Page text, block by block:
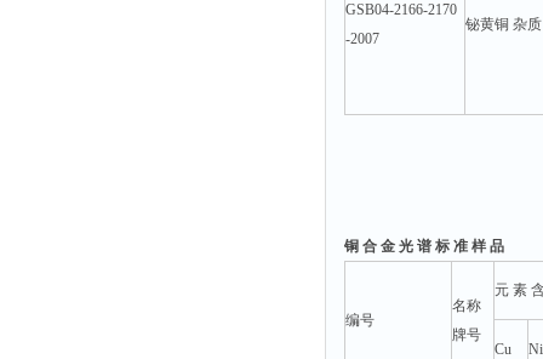
GSB04-2166-2170
-2007
铋黄铜 杂质
铜 合 金 光 谱 标 准 样 品
编号
名称
牌号
元 素
Cu Ni